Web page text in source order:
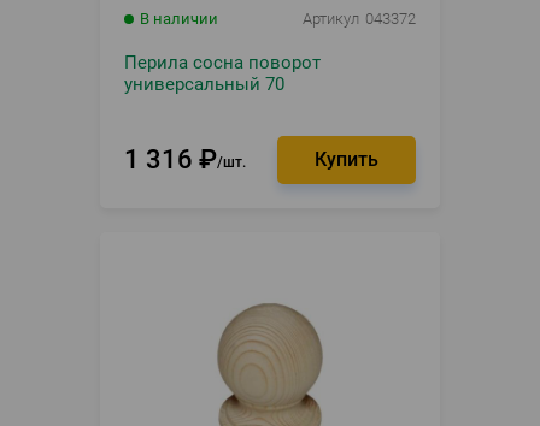
В наличии Артикул 043372
Перила сосна поворот
универсальный 70
1 316 ₽ шт.